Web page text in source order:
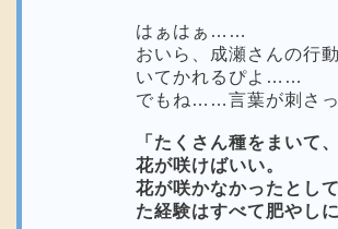
はぁはぁ……
おいら、成瀬さんの行
いてかれるぴよ……
でもね……言葉が刺さっ
「たくさん種をまいて
花が咲けばいい。
花が咲かなかったとし
た経験はすべて肥やし